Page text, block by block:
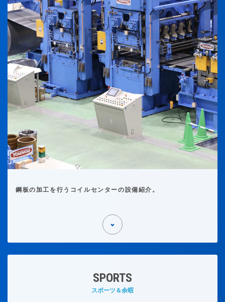
鋼板の加工を行うコイルセンターの設備紹介。
SPORTS
スポーツ＆余暇